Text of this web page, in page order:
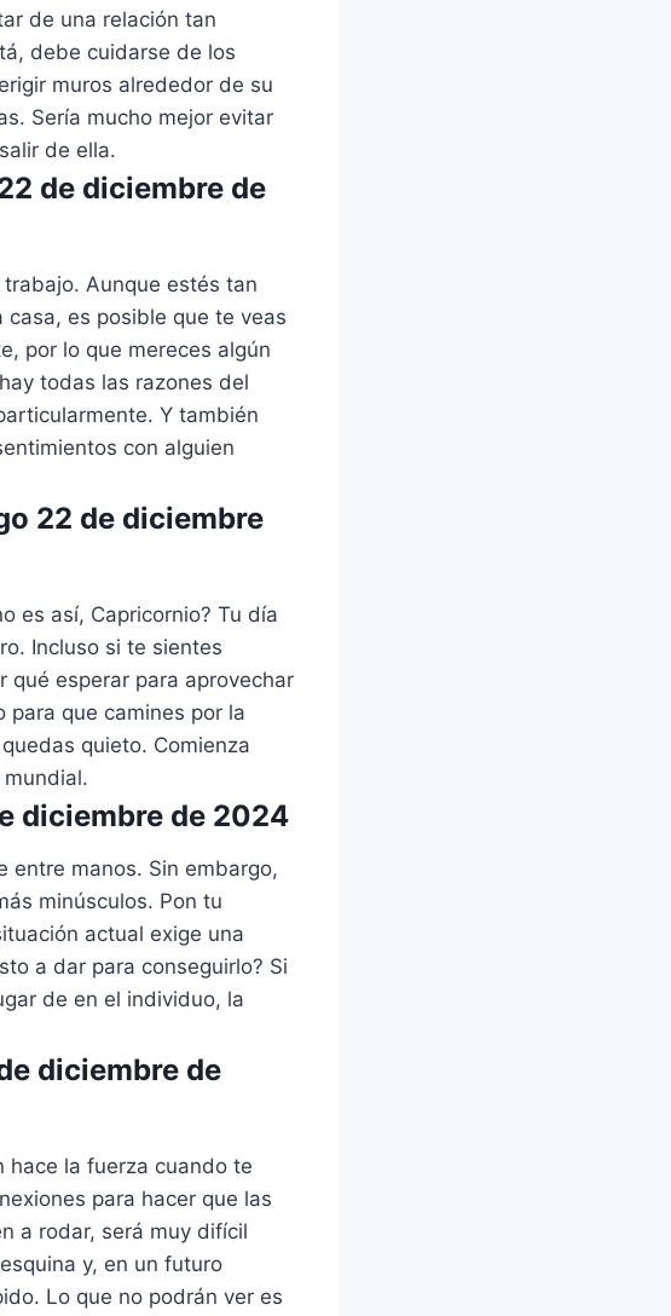
de una relación tan
debe cuidarse de los
muros alrededor de su
Sería mucho mejor evitar
de ella.
de diciembre de
Aunque estés tan
es posible que te veas
por lo que mereces algún
todas las razones del
Y también
con alguien
22 de diciembre
es así, Capricornio? Tu día
Incluso si te sientes
qué esperar para aprovechar
para que camines por la
quieto. Comienza
diciembre de 2024
entre manos. Sin embargo,
minúsculos. Pon tu
actual exige una
a dar para conseguirlo? Si
de en el individuo, la
diciembre de
hace la fuerza cuando te
para hacer que las
a rodar, será muy difícil
y, en un futuro
Lo que no podrán ver es